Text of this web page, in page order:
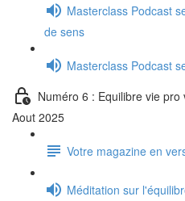
Masterclass Podcast
de sens
Masterclass Podcast
Numéro 6 : Equilibre vie
Aout 2025
Votre magazine en
Méditation sur